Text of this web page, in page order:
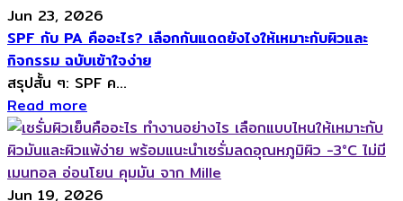
Jun 23, 2026
SPF กับ PA คืออะไร? เลือกกันแดดยังไงให้เหมาะกับผิวและ
กิจกรรม ฉบับเข้าใจง่าย
สรุปสั้น ๆ: SPF ค...
Read more
Jun 19, 2026